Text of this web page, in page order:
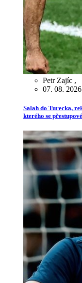
Petr Zajíc ,
07. 08. 2026
Salah do Turecka,
kterého se